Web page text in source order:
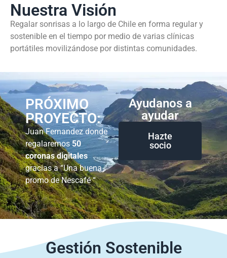
Nuestra Visión
Regalar sonrisas a lo largo de Chile en forma regular y
sostenible en el tiempo por medio de varias clínicas
portátiles movilizándose por distintas comunidades.
PRÓXIMO
PROYECTO:
Juan Fernandez donde
regalaremos 50
coronas digitales
gracias a “Una buena
promo de Nescafé “
Ayudanos a
ayudar
Hazte
socio
Gestión Sostenible